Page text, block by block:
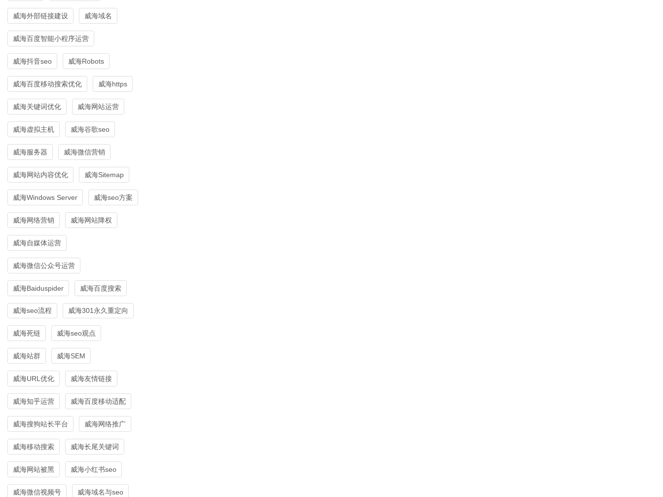
威海外部链接建设 威海域名
威海百度智能小程序运营
威海抖音seo 威海Robots
威海百度移动搜索优化 威海https
威海关键词优化 威海网站运营
威海虚拟主机 威海谷歌seo
威海服务器 威海微信营销
威海网站内容优化 威海Sitemap
威海Windows Server 威海seo方案
威海网络营销 威海网站降权
威海自媒体运营
威海微信公众号运营
威海Baiduspider 威海百度搜索
威海seo流程 威海301永久重定向
威海死链 威海seo观点
威海站群 威海SEM
威海URL优化 威海友情链接
威海知乎运营 威海百度移动适配
威海搜狗站长平台 威海网络推广
威海移动搜索 威海长尾关键词
威海网站被黑 威海小红书seo
威海微信视频号 威海域名与seo